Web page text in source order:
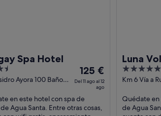
Spa Hotel
Ayora 100 Baños
El
precio
de
125 €
125 €
Del 11 ago al 12
ago
en este hotel con spa de
Agua Santa. Entre otras cosas,
Luna
SPA -
Runtún
5
out
5
Km 6 Vía a
Quédate en
de Agua